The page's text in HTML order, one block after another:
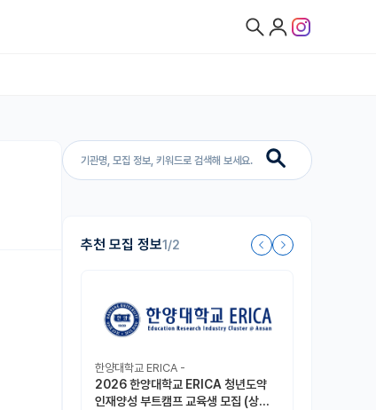
추천 모집 정보1/2
한양대학교 ERICA -
2026 한양대학교 ERICA 청년도약
인재양성 부트캠프 교육생 모집 (상시